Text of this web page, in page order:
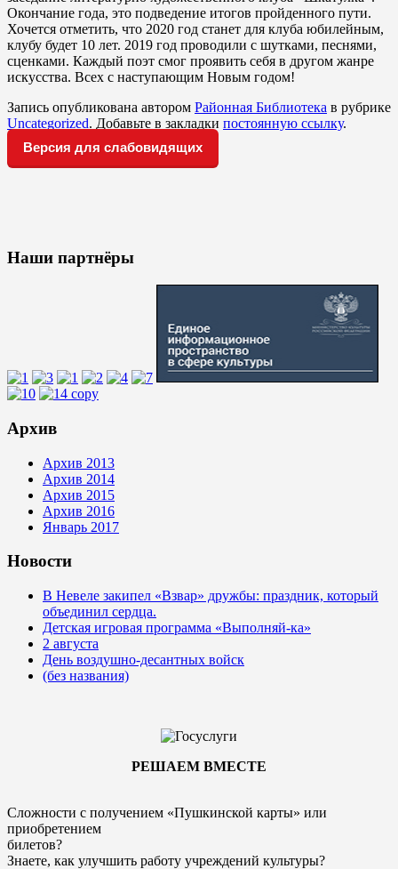
Окончание года, это подведение итогов пройденного пути.
Хочется отметить, что 2020 год станет для клуба юбилейным,
клубу будет 10 лет. 2019 год проводили с шутками, песнями,
сценками. Каждый поэт смог проявить себя в другом жанре
искусства. Всех с наступающим Новым годом!
Запись опубликована автором Районная Библиотека в рубрике
Uncategorized. Добавьте в закладки постоянную ссылку.
Версия для слабовидящих
Наши партнёры
Архив
Архив 2013
Архив 2014
Архив 2015
Архив 2016
Январь 2017
Новости
В Невеле закипел «Взвар» дружбы: праздник, который
объединил сердца.
Детская игровая программа «Выполняй-ка»
2 августа
День воздушно-десантных войск
(без названия)
РЕШАЕМ ВМЕСТЕ
Сложности с получением «Пушкинской карты» или
приобретением
билетов?
Знаете, как улучшить работу учреждений культуры?